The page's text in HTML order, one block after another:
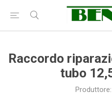
Raccordo
tubo
Produttore: